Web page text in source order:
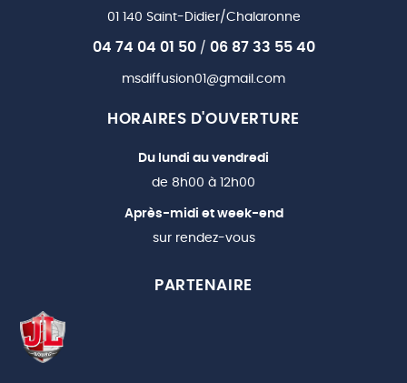
01 140 Saint-Didier/Chalaronne
04 74 04 01 50/ 06 87 33 55 40
msdiffusion01@gmail.com
HORAIRES D'OUVERTURE
Du lundi au vendredi
de 8h00 à 12h00
Après-midi et week-end
sur rendez-vous
PARTENAIRE